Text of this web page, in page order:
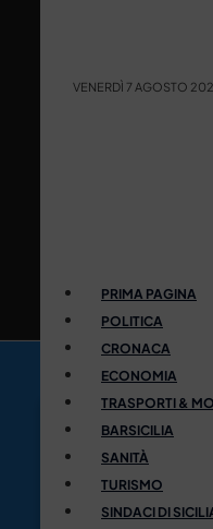
VENERDÌ 7 AGOSTO
PRIMA PAGINA
POLITICA
CRONACA
ECONOMIA
TRASPORTI &
BARSICILIA
SANITÀ
TURISMO
SINDACI DI